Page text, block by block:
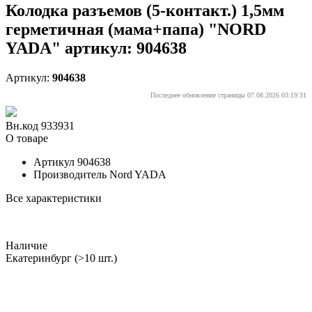
Колодка разъемов (5-контакт.) 1,5мм
герметичная (мама+папа) "NORD
YADA" артикул: 904638
Артикул: 904638
Последнее обновление страницы 07.08.2026 03:19:31
Вн.код 933931
О товаре
Артикул 904638
Производитель Nord YADA
Все характеристики
Наличие
Екатеринбург (>10 шт.)